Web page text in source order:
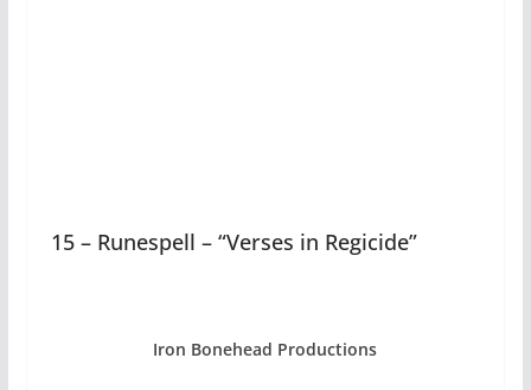
15 – Runespell – “Verses in Regicide”
Iron Bonehead Productions